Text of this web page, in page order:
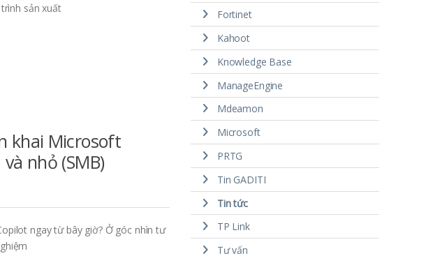
sản xuất
khai Microsoft
nhỏ (SMB)
ngay từ bây giờ? Ở góc nhìn tư
Fortinet
Kahoot
Knowledge Base
ManageEngine
Mdeamon
Microsoft
PRTG
Tin GADITI
Tin tức
TP Link
Tư vấn